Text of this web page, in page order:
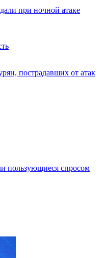
при ночной атаке
пострадавших от атак
пользующиеся спросом